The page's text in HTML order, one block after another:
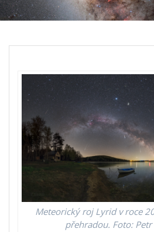
Meteorický roj Lyrid v roce
přehradou. Foto: Petr